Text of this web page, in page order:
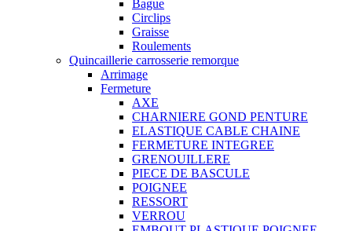
Bague
Circlips
Graisse
Roulements
Quincaillerie carrosserie remorque
Arrimage
Fermeture
AXE
CHARNIERE GOND PENTURE
ELASTIQUE CABLE CHAINE
FERMETURE INTEGREE
GRENOUILLERE
PIECE DE BASCULE
POIGNEE
RESSORT
VERROU